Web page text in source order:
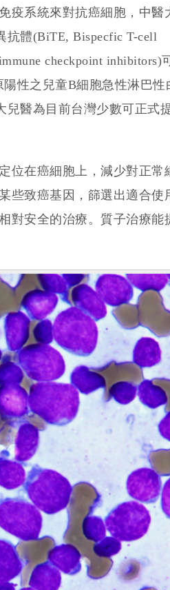
疫系統來對抗癌細胞，中醫
抗體(BiTE, Bispecfic T-cell
checkpoint inhibitors)
性之兒童B細胞急性淋巴性
兒醫為目前台灣少數可正式
位在癌細胞上，減少對正常
些致癌基因，篩選出適合使
對安全的治療。質子治療能